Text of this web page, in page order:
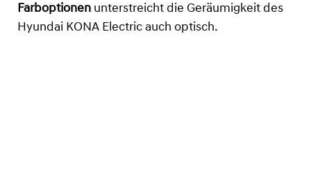
Farboptionen unterstreicht die Geräumigkeit des
Hyundai KONA Electric auch optisch.